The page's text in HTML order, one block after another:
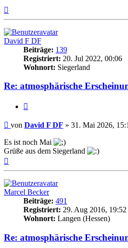
David F DF
Beiträge: 139
Registriert: 20. Jul 2022, 00:06
Wohnort: Siegerland
Re: atmosphärische
Beitrag
von David F DF » 31. Mai 2026,
Es ist noch Mai
Grüße aus dem Siegerland
Marcel Becker
Beiträge: 491
Registriert: 29. Aug 2016, 19:52
Wohnort: Langen (Hessen)
Re: atmosphärische